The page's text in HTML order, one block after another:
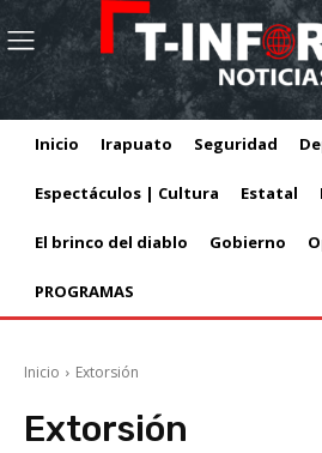
Inicio Irapuato Seguridad
Espectáculos | Cultura Estatal
El brinco del diablo Gobierno
PROGRAMAS
Inicio Extorsión
Extorsión